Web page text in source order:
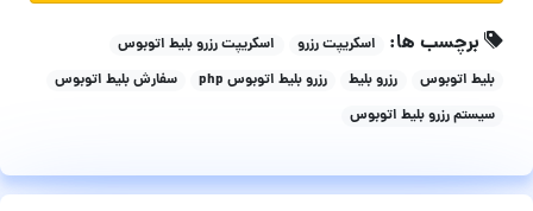
برچسب ها: اسکریپت رزرو
اسکریپت رزرو بلیط اتوبوس
بلیط اتوبوس
رزرو بلیط رزرو بلیط اتوبوس php
سفارش بلیط اتوبوس
سیستم رزرو بلیط اتوبوس